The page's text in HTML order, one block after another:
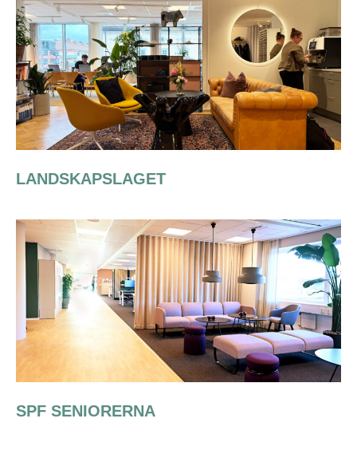
LANDSKAPSLAGET
SPF SENIORERNA